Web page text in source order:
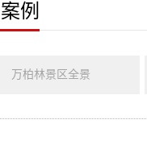
例
万柏林景区全景